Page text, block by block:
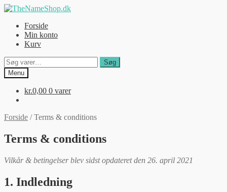
Spring
navigation
Spring
indholdForside
Min konto
Kurv
Søg
efter:
Søg
Menu
kr.0,00 0 varer
Forside /Terms & conditions
Terms & conditions
Vilkår & betingelser blev sidst opdateret den 26. april 2021
1. Indledning